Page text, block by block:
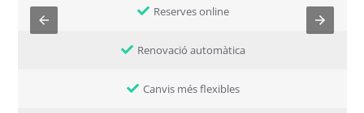
Reserves online
Renovació automàtica
Canvis més flexibles